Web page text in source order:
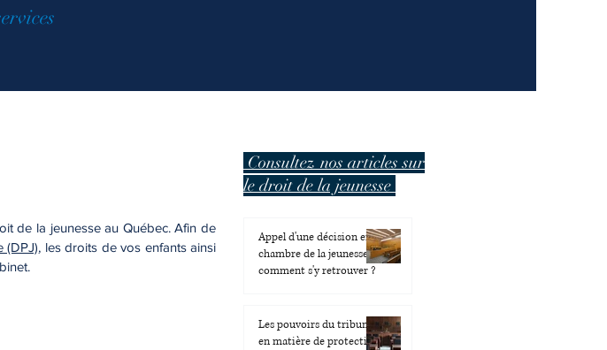
Consultez nos articles sur
le droit de la jeunesse
de la jeunesse au Québec. Afin de
(DPJ), les droits de vos enfants ainsi
Appel d'une décision en
chambre de la jeunesse,
comment s'y retrouver ?
Les pouvoirs du tribunal
en matière de protection